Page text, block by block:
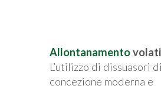
Allontanamento
L’utilizzo di dissuasori di
concezione moderna e